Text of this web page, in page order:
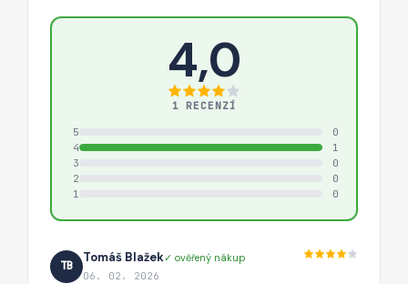
4,0
1 RECENZÍ
5
0
4
1
3
0
2
0
1
0
TB
Tomáš Blažek✓ ověřený nákup
06. 02. 2026